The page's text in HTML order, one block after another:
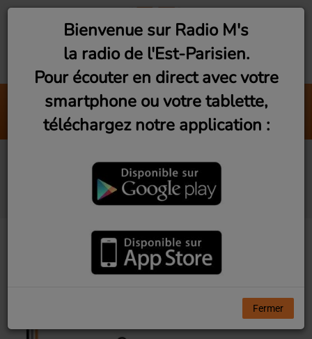
Associativement
Radio M's (Franck)
Les Rencontres du
3eme Geek #2
Bienvenue sur Radio M's
la radio de l'Est-Parisien.
Pour écouter en direct avec votre
smartphone ou votre tablette,
téléchargez notre application :
Fermer